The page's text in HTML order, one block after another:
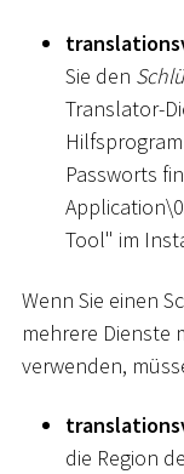
Sie den
Translator-
Passworts
Application\
Tool" im
Wenn Sie einen
mehrere Dienste
verwenden,
die Region